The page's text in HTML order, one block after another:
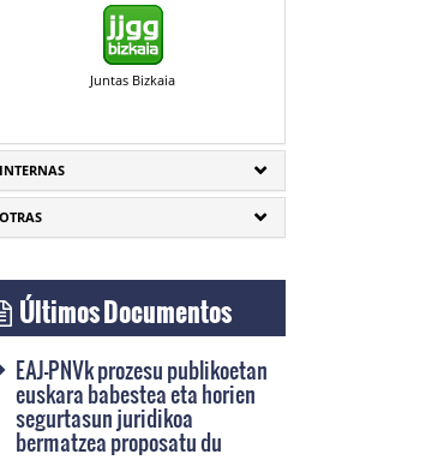
Juntas Bizkaia
INTERNAS
OTRAS
Últimos Documentos
EAJ-PNVk prozesu publikoetan
euskara babestea eta horien
segurtasun juridikoa
bermatzea proposatu du